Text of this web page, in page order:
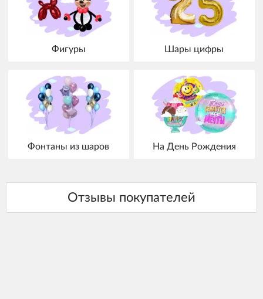
Фигуры Шары цифры
Фонтаны из шаров На День Рождения